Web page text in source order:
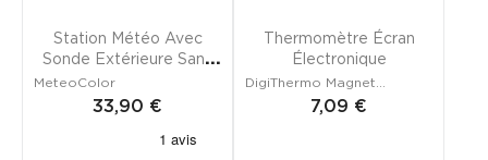
Station Météo Avec
Sonde Extérieure Sans
MeteoColor
33,90 €
Thermomètre Écran
Électronique
DigiThermo Magnet
blanc/noir
7,09 €